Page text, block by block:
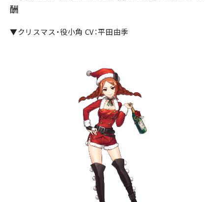
酬
▼クリスマス・役小角 CV：平田由季